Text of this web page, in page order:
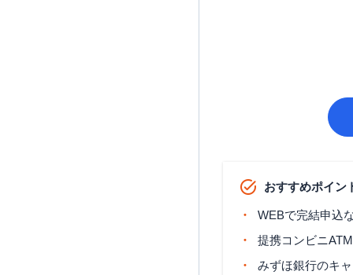
おすすめポイン
WEBで完結申込
提携コンビニ
みずほ銀行のキ